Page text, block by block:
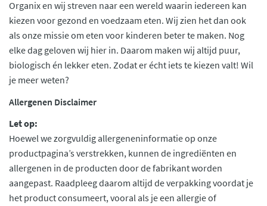
Organix en wij streven naar een wereld waarin iedereen kan
kiezen voor gezond en voedzaam eten. Wij zien het dan ook
als onze missie om eten voor kinderen beter te maken. Nog
elke dag geloven wij hier in. Daarom maken wij altijd puur,
biologisch én lekker eten. Zodat er écht iets te kiezen valt! Wil
je meer weten?
Allergenen Disclaimer
Let op:
Hoewel we zorgvuldig allergeneninformatie op onze
productpagina’s verstrekken, kunnen de ingrediënten en
allergenen in de producten door de fabrikant worden
aangepast. Raadpleeg daarom altijd de verpakking voordat je
het product consumeert, vooral als je een allergie of